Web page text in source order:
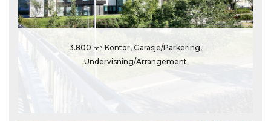
3.800 m² Kontor, Garasje/Parkering,
Undervisning/Arrangement